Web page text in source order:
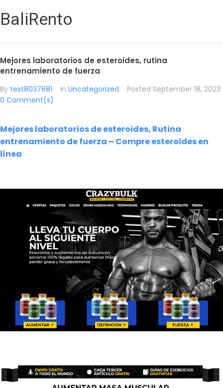
BaliRento
Mejores laboratorios de esteroides, rutina
entrenamiento de fuerza
By test8037681 In Uncategorized Posted September 18, 2023
0 Comment(s)
Mejores laboratorios de esteroides, Rutina
entrenamiento de fuerza – Compre esteroides en
línea